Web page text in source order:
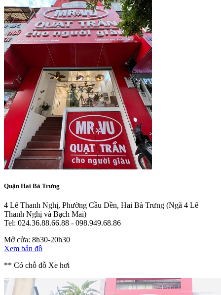
Quận Hai Bà Trưng
4 Lê Thanh Nghị, Phường Cầu Dền, Hai Bà Trưng (Ngã 4 Lê
Thanh Nghị và Bạch Mai)
Tel: 024.36.88.66.88 - 098.949.68.86
Mở cửa: 8h30-20h30
Xem bản đồ
** Có chỗ đỗ Xe hơi